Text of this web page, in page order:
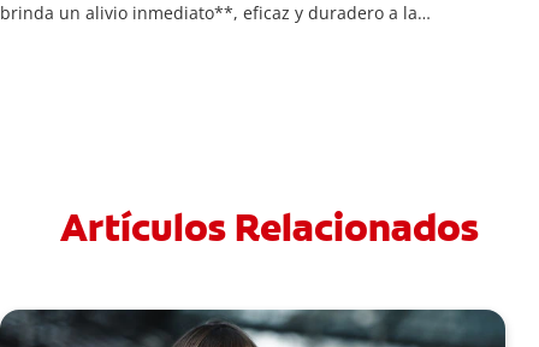
brinda un alivio inmediato**, eficaz y duradero a la
Artículos Relacionados